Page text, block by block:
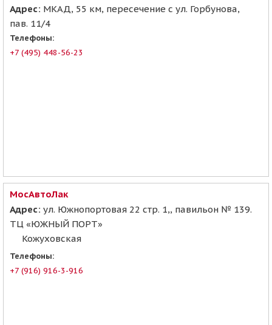
Адрес: МКАД, 55 км, пересечение с ул. Горбунова,
пав. 11/4
Телефоны:
+7 (495) 448-56-23
МосАвтоЛак
Адрес: ул. Южнопортовая 22 стр. 1,, павильон № 139.
ТЦ «ЮЖНЫЙ ПОРТ»
Кожуховская
Телефоны:
+7 (916) 916-3-916